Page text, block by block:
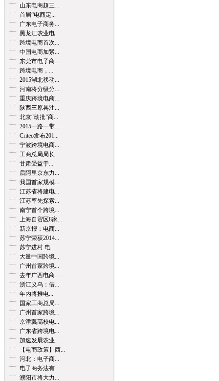
山东电商超三...
首届“电商定...
广东电子商务...
黑龙江农业电...
跨境电商首次...
中国电商加紧...
东莞市电子商...
跨境电商，...
2015湖北移动...
河南将分级分...
重庆跨境电商...
陕西三原县注...
北京“动批”商...
2015一路一带...
Criteo发布201...
宁波跨境电商...
工商总局局长...
甘肃受益于...
后阿里京东力...
我国首家规模...
江苏省将建电...
江苏率先探索...
南宁首个跨境...
上海自贸区8家...
新京报：电商...
苏宁荣获2014...
苏宁进村 电...
大量中国跨境...
广州首家跨境...
去年广西电商...
浙江义乌：借...
年内将推电...
国家工商总局...
广州首家跨境...
京津冀高校电...
广东省跨境电...
加速发展农业...
【电商政策】西...
河北：电子商...
电子商务法有...
濮阳市将大力...